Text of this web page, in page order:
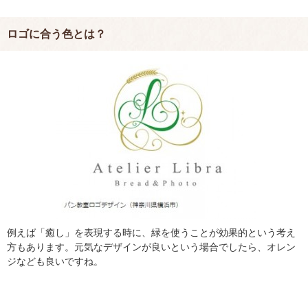
ロゴに合う色とは？
例えば「癒し」を表現する時に、緑を使うことが効果的という考え
方もあります。元気なデザインが良いという場合でしたら、オレン
ジなども良いですね。